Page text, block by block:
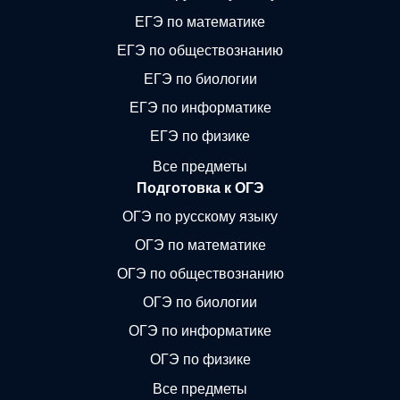
ЕГЭ по математике
ЕГЭ по обществознанию
ЕГЭ по биологии
ЕГЭ по информатике
ЕГЭ по физике
Все предметы
Подготовка к ОГЭ
ОГЭ по русскому языку
ОГЭ по математике
ОГЭ по обществознанию
ОГЭ по биологии
ОГЭ по информатике
ОГЭ по физике
Все предметы